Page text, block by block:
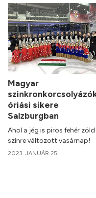
Magyar
óriási sikere
Salzburgban
Ahol a jég is piros fehér zöld
színre változott vasárnap!
2023. JANUÁR 25.